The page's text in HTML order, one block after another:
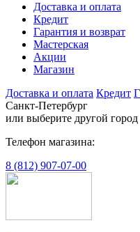
Доставка и оплата
Кредит
Гарантия и возврат
Мастерская
Акции
Магазин
Доставка и оплата Кредит
Санкт-Петербург
или выберите другой город
Телефон магазина:
8 (812) 907-07-00